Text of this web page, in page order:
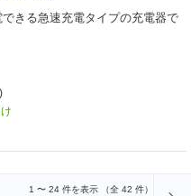
きる急速充電タイプの充電器で
1 〜 24 件を表示 （全 42 件）